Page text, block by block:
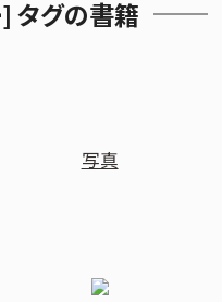
] タグの書籍
写真